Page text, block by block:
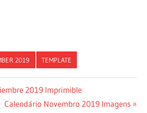
2019 TEMPLATE
2019 Imprimible
Next
Calendário Novembro 2019 Imagens